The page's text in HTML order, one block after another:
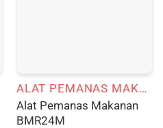
ALAT PEMANAS MAKANAN
Alat Pemanas Makanan
BMR24M